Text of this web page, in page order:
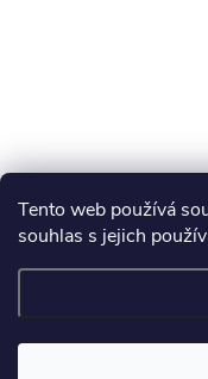
Tento web používá
souhlas s jejich